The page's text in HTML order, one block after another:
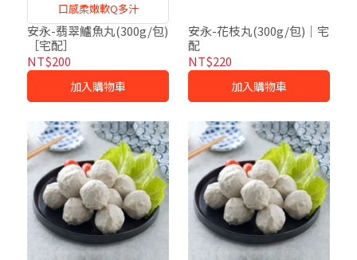
口感柔嫩軟Q多汁
安永-翡翠鱸魚丸(300g/包)
［宅配］
NT$200
加入購物車
安永-花枝丸(300g/包)｜宅
配
NT$220
加入購物車